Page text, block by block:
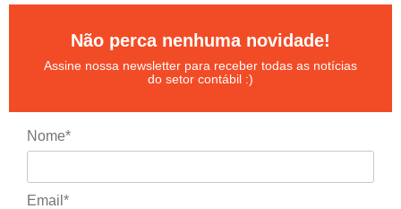
Não perca nenhuma novidade!
Assine nossa newsletter para receber todas as notícias
do setor contábil :)
Nome*
Email*